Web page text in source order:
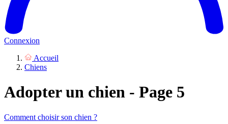
Connexion
Accueil
Chiens
Adopter un chien - Page 5
Comment choisir son chien ?